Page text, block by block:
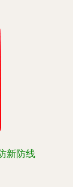
新防线